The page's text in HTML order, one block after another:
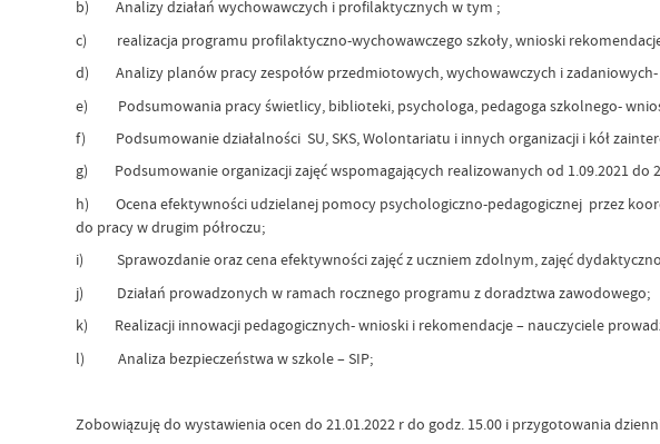
b) Analizy działań wychowawczych i profilaktycznych w tym ;
c) realizacja programu profilaktyczno-wychowawczego szkoły, wnioski
d) Analizy planów pracy zespołów przedmiotowych, wychowawczych i zadaniowych-
e) Podsumowania pracy świetlicy, biblioteki, psychologa, pedagoga szkolnego-
f) Podsumowanie działalności SU, SKS, Wolontariatu i innych organizacji i kół
g) Podsumowanie organizacji zajęć wspomagających realizowanych od 1.09.2021 do
h) Ocena efektywności udzielanej pomocy psychologiczno-pedagogicznej przez
do pracy w drugim półroczu;
i) Sprawozdanie oraz cena efektywności zajęć z uczniem zdolnym, zajęć
j) Działań prowadzonych w ramach rocznego programu z doradztwa zawodowego;
k) Realizacji innowacji pedagogicznych- wnioski i rekomendacje – nauczyciele
l) Analiza bezpieczeństwa w szkole – SIP;
Zobowiązuję do wystawienia ocen do 21.01.2022 r do godz. 15.00 i przygotowania